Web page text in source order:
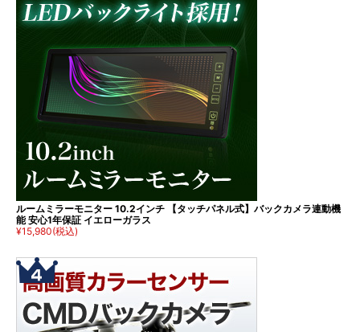
ルームミラーモニター 10.2インチ 【タッチパネル式】バックカメラ連動機
能 安心1年保証 イエローガラス
¥15,980(税込)